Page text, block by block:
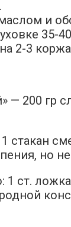
и
35-
на 2-3
200 гр
но
ст.